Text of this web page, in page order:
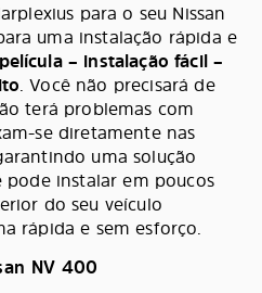
para o seu Nissan
uma instalação rápida e
– instalação fácil –
. Você não precisará de
terá problemas com
se diretamente nas
uma solução
pode instalar em poucos
do seu veículo
rápida e sem esforço.
NV 400